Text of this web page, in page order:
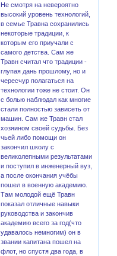
Не смотря на невероятно
высокий уровень технологий,
в семье Травна сохранились
некоторые традиции, к
которым его приучали с
самого детства. Сам же
Травн считал что традиции -
глупая дань прошлому, но и
чересчур полагаться на
технологии тоже не стоит. Он
с болью наблюдал как многие
стали полностью зависеть от
машин. Сам же Травн стал
хозяином своей судьбы. Без
чьей либо помощи он
закончил школу с
великолепными результатами
и поступил в инженерный вуз,
а после окончания учёбы
пошел в военную академию.
Там молодой ещё Травн
показал отличные навыки
руководства и закончив
академию всего за год(что
удавалось немногим) он в
звании капитана пошел на
флот, но спустя два года, в